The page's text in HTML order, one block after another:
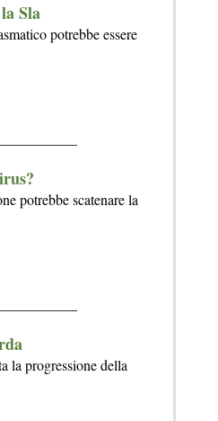
Sla
potrebbe essere
potrebbe scatenare la
la progressione della